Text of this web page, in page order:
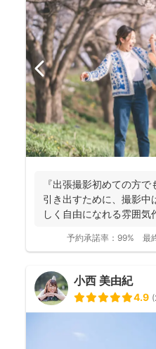
『出張撮影初めての方
引き出すために、撮影中
しく自由になれる雰囲気
予約承諾率： 99% 最
小西 美由紀
4.9 (